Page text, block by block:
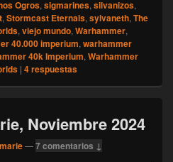
Ogros, sigmarines, silvanizos,
, Stormcast Eternals, sylvaneth, The
, viejo mundo, Warhammer,
40.000 imperium, warhammer
40k Imperium, Warhammer
| 4respuestas
Noviembre 2024
—7 comentarios ↓